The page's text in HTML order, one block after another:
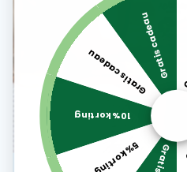
5% korting
10% korting
Gratis cadeauGratis cadeau